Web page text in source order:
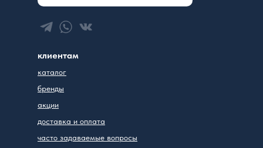
каталог
бренды
акции
доставка и оплата
часто задаваемые вопросы
клиентам